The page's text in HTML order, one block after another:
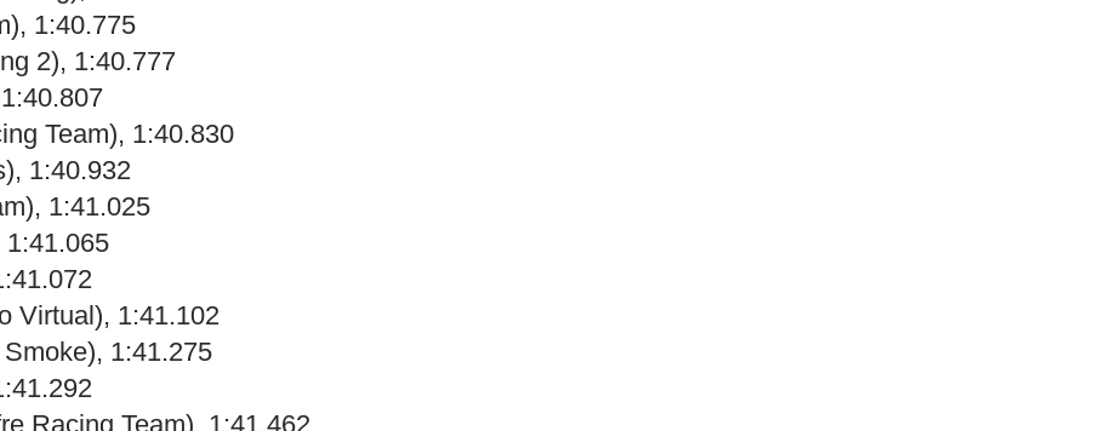
1:40.775
2), 1:40.777
Team), 1:40.830
1:40.932
1:41.025
Virtual), 1:41.102
1:41.275
Racing Team), 1:41.462